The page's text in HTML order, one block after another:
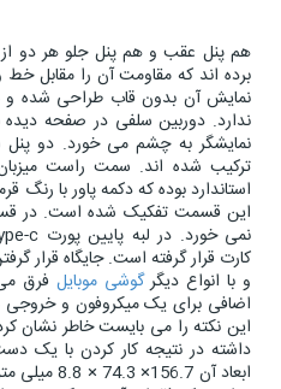
برده اند که مقاومت آن را مقابل
نمایش آن بدون قاب طراحی شده و
ندارد. دوربین سلفی در صفحه
نمایشگر به چشم می خورد. دو پنل
ترکیب شده اند. سمت راست
استاندارد بوده که دکمه پاور با رنگ
این قسمت تفکیک شده است. در
کارت قرار گرفته است. جایگاه قرار
و با انواع دیگرگوشی موبایل فرق
اضافی برای یک میکروفون و
داشته در نتیجه کار کردن با یک